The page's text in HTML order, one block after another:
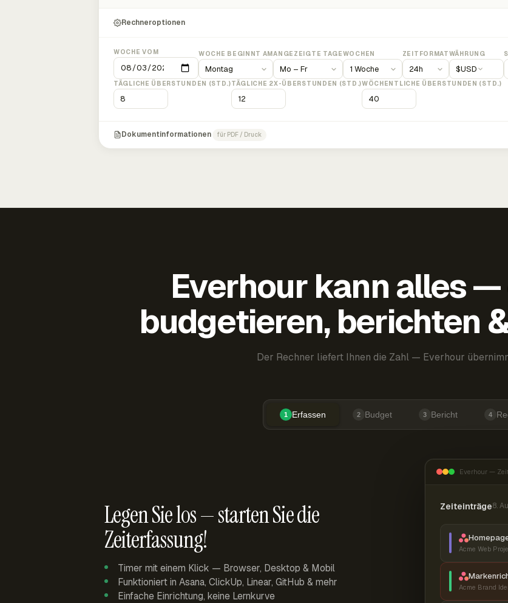
Rechneroptionen
WOCHE VOM WOCHE BEGINNT AMANGEZEIGTE TAGEWOCHEN ZEITFORMATWÄHRUNG
$USD
TÄGLICHE ÜBERSTUNDEN (STD.)TÄGLICHE 2X-ÜBERSTUNDEN (STD.)WÖCHENTLICHE ÜBERSTUNDEN (STD.)
Dokumentinformationen für PDF / Druck
Everhour kann alles
budgetieren, berichten
Der Rechner liefert Ihnen die Zahl — Everhour
1 Erfassen 2 Budget 3 Bericht 4
Legen Sie los — starten Sie die
Zeiterfassung!
Timer mit einem Klick — Browser, Desktop & Mobil
Funktioniert in Asana, ClickUp, Linear, GitHub & mehr
Einfache Einrichtung, keine Lernkurve
Everhour —
Zeiteinträge8.
Acme Web
Acme Brand